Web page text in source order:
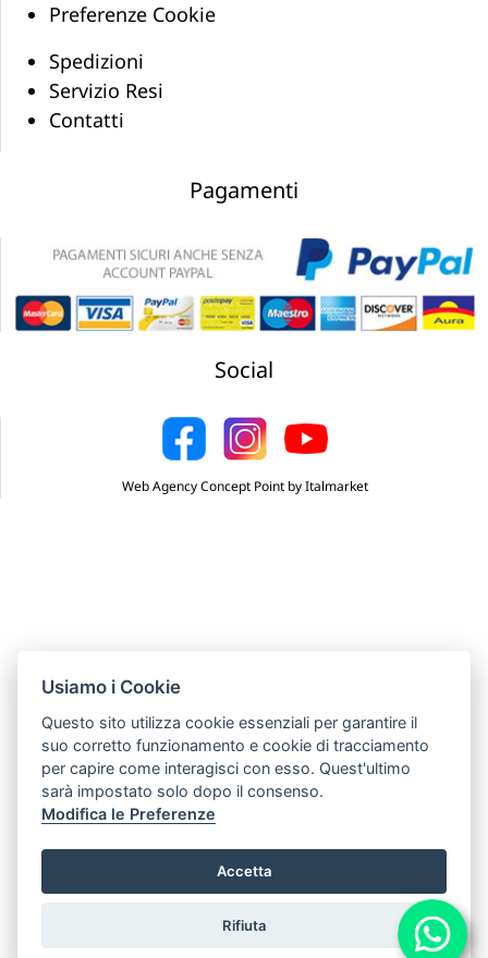
Preferenze Cookie
Spedizioni
Servizio Resi
Contatti
Pagamenti
Social
Web Agency Concept Point by Italmarket
Usiamo i Cookie
Questo sito utilizza cookie essenziali per garantire il
suo corretto funzionamento e cookie di tracciamento
per capire come interagisci con esso. Quest'ultimo
sarà impostato solo dopo il consenso.
Modifica le Preferenze
Accetta
Rifiuta